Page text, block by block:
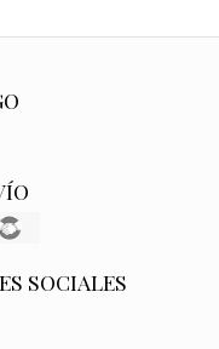
SOCIALES